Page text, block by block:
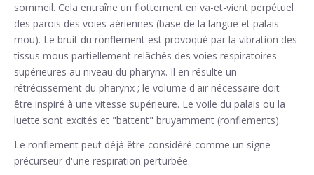
sommeil. Cela entraîne un flottement en va-et-vient perpétuel
des parois des voies aériennes (base de la langue et palais
mou). Le bruit du ronflement est provoqué par la vibration des
tissus mous partiellement relâchés des voies respiratoires
supérieures au niveau du pharynx. Il en résulte un
rétrécissement du pharynx ; le volume d'air nécessaire doit
être inspiré à une vitesse supérieure. Le voile du palais ou la
luette sont excités et "battent" bruyamment (ronflements).
Le ronflement peut déjà être considéré comme un signe
précurseur d'une respiration perturbée.